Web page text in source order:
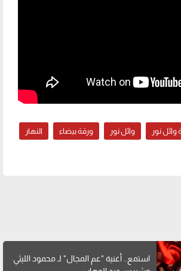
وائل نور وائل نور ورقة بيضاء النهار
استمع.. أغنية "عم المجال" لـ محمود الليثي